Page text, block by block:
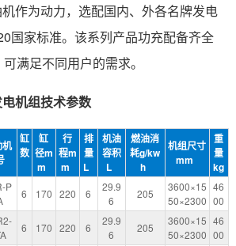
作为动力，选配国内、外各名牌发电
国家标准。该系列产品功充配备齐全
满足不同用户的需求。
机组技术参数
机 缸
数
缸
径m
m
行
程m
m
排
量
L
机油
容积
L
燃油消
耗g/kw
h
机组尺寸
mm
重
量
kg
P
6 170 220 6
29.9
6
205
3600×15
50×2300
46
00
6 170 220 6
29.9
6
205
3600×15
50×2300
46
00